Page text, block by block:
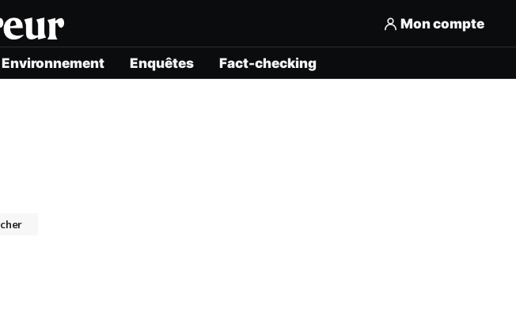
Mon compte
Environnement Enquêtes Fact-checking